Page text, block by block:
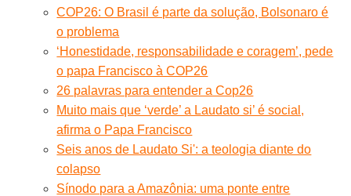
COP26: O Brasil é parte da solução, Bolsonaro é
o problema
‘Honestidade, responsabilidade e coragem’, pede
o papa Francisco à COP26
26 palavras para entender a Cop26
Muito mais que ‘verde’ a Laudato si’ é social,
afirma o Papa Francisco
Seis anos de Laudato Si': a teologia diante do
colapso
Sínodo para a Amazônia: uma ponte entre